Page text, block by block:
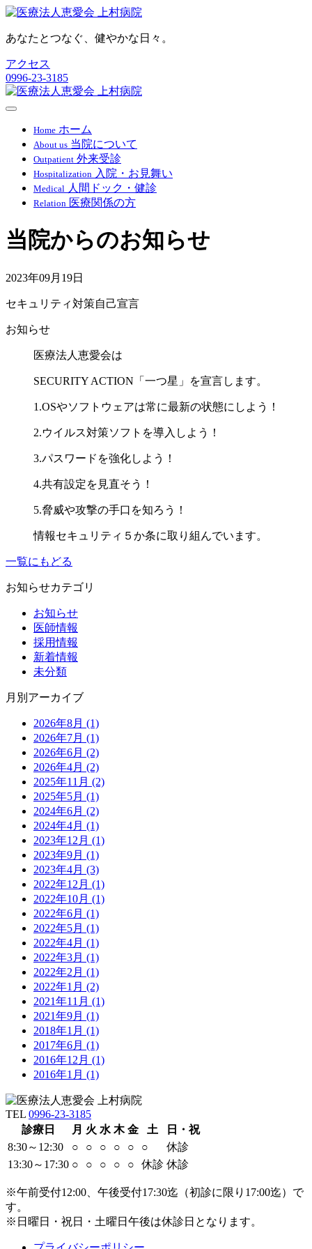
あなたとつなぐ、健やかな日々。
アクセス
0996-23-3185
Home ホーム
About us 当院について
Outpatient 外来受診
Hospitalization 入院・お見舞い
Medical 人間ドック・健診
Relation 医療関係の方
当院からのお知らせ
2023年09月19日
セキュリティ対策自己宣言
お知らせ
医療法人恵愛会は
SECURITY ACTION「一つ星」を宣言します。
1.OSやソフトウェアは常に最新の状態にしよう！
2.ウイルス対策ソフトを導入しよう！
3.パスワードを強化しよう！
4.共有設定を見直そう！
5.脅威や攻撃の手口を知ろう！
情報セキュリティ５か条に取り組んでいます。
一覧にもどる
お知らせカテゴリ
お知らせ
医師情報
採用情報
新着情報
未分類
月別アーカイブ
2026年8月 (1)
2026年7月 (1)
2026年6月 (2)
2026年4月 (2)
2025年11月 (2)
2025年5月 (1)
2024年6月 (2)
2024年4月 (1)
2023年12月 (1)
2023年9月 (1)
2023年4月 (3)
2022年12月 (1)
2022年10月 (1)
2022年6月 (1)
2022年5月 (1)
2022年4月 (1)
2022年3月 (1)
2022年2月 (1)
2022年1月 (2)
2021年11月 (1)
2021年9月 (1)
2018年1月 (1)
2017年6月 (1)
2016年12月 (1)
2016年1月 (1)
TEL 0996-23-3185
診療日
月 火 水 木 金 土
日・祝
8:30～12:30
○ ○ ○ ○ ○ ○
休診
13:30～17:30 ○ ○ ○ ○ ○ 休診 休診
※午前受付12:00、午後受付17:30迄 （初診に限り17:00迄） で
す。
※日曜日・祝日・土曜日午後は休診日となります。